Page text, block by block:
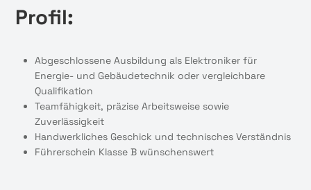
Profil:
Abgeschlossene Ausbildung als Elektroniker für
Energie- und Gebäudetechnik oder vergleichbare
Qualifikation
Teamfähigkeit, präzise Arbeitsweise sowie
Zuverlässigkeit
Handwerkliches Geschick und technisches Verständnis
Führerschein Klasse B wünschenswert